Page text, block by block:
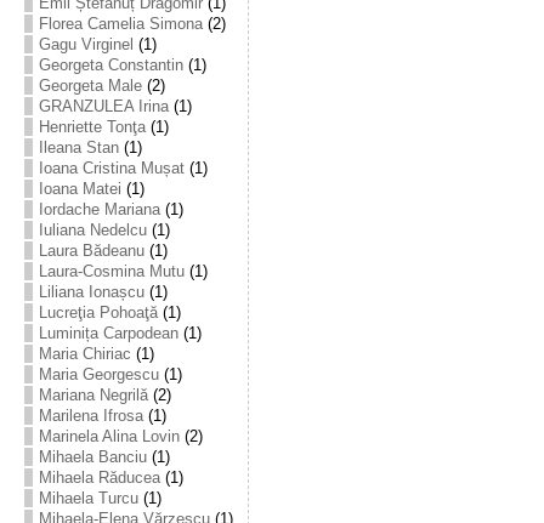
Florea Camelia Simona(2)
Gagu Virginel (1)
Georgeta Constantin(1)
Georgeta Male(2)
GRANZULEA Irina(1)
Henriette Tonţa(1)
Ileana Stan(1)
Ioana Cristina Mușat(1)
Ioana Matei (1)
Iordache Mariana(1)
Iuliana Nedelcu(1)
Laura Bădeanu(1)
Laura-Cosmina Mutu(1)
Liliana Ionașcu(1)
Lucreţia Pohoaţă(1)
Luminița Carpodean(1)
Maria Chiriac (1)
Maria Georgescu(1)
Mariana Negrilă(2)
Marilena Ifrosa(1)
Marinela Alina Lovin(2)
Mihaela Banciu(1)
Mihaela Răducea(1)
Mihaela Turcu(1)
Mihaela-Elena Vărzescu(1)